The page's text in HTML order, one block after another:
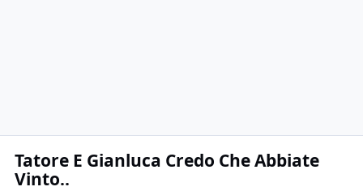
Tatore E Gianluca Credo Che Abbiate
Vinto..